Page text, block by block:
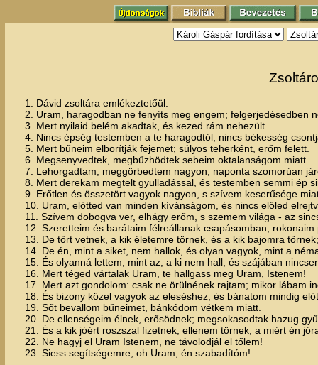
1. Dávid zsoltára emlékeztetőül.
2. Uram, haragodban ne fenyíts meg engem; felgerjedésedben
3. Mert nyilaid belém akadtak, és kezed rám nehezült.
4. Nincs épség testemben a te haragodtól; nincs békesség
5. Mert bűneim elborítják fejemet; súlyos teherként, erőm felett.
6. Megsenyvedtek, megbűzhödtek sebeim oktalanságom miatt.
7. Lehorgadtam, meggörbedtem nagyon; naponta szomorúan
8. Mert derekam megtelt gyulladással, és testemben semmi ép
9. Erőtlen és összetört vagyok nagyon, s szívem keserűsége
10. Uram, előtted van minden kívánságom, és nincs előled
11. Szívem dobogva ver, elhágy erőm, s szemem világa - az
12. Szeretteim és barátaim félreállanak csapásomban;
13. De tőrt vetnek, a kik életemre törnek, és a kik bajomra
14. De én, mint a siket, nem hallok, és olyan vagyok, mint a
15. És olyanná lettem, mint az, a ki nem hall, és szájában
16. Mert téged vártalak Uram, te hallgass meg Uram, Istenem!
17. Mert azt gondolom: csak ne örülnének rajtam; mikor lábam
18. És bizony közel vagyok az eleséshez, és bánatom mindig
19. Sőt bevallom bűneimet, bánkódom vétkem miatt.
20. De ellenségeim élnek, erősödnek; megsokasodtak hazug
21. És a kik jóért roszszal fizetnek; ellenem törnek, a miért én
22. Ne hagyj el Uram Istenem, ne távolodjál el tőlem!
23. Siess segítségemre, oh Uram, én szabadítóm!